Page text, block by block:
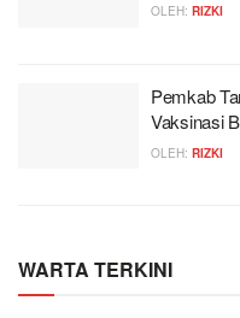
OLEH: RIZKI
Pemkab
Vaksinasi
OLEH: RIZKI
WARTA TERKINI